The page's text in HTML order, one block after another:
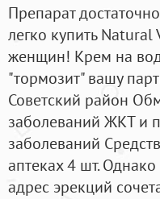
Препарат
легко купить
женщин! Крем на
"тормозит" вашу
Советский район
заболеваний ЖКТ и
заболеваний
аптеках 4 шт.
адрес эрекций